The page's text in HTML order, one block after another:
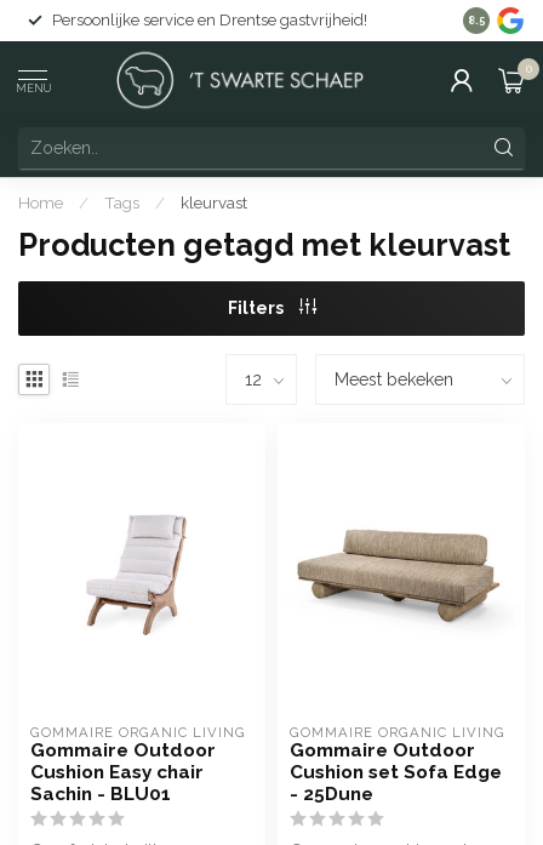
Persoonlijke service en Drentse gastvrijheid! Gratis
8.5
MENU
0
Home / Tags / kleurvast
Producten getagd met kleurvast
Filters
GOMMAIRE ORGANIC LIVING
Gommaire Outdoor
Cushion Easy chair
Sachin - BLU01
GOMMAIRE ORGANIC LIVING
Gommaire Outdoor
Cushion set Sofa Edge
- 25Dune